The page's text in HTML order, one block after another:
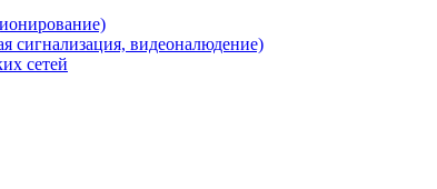
сигнализация, видеоналюдение)
сетей